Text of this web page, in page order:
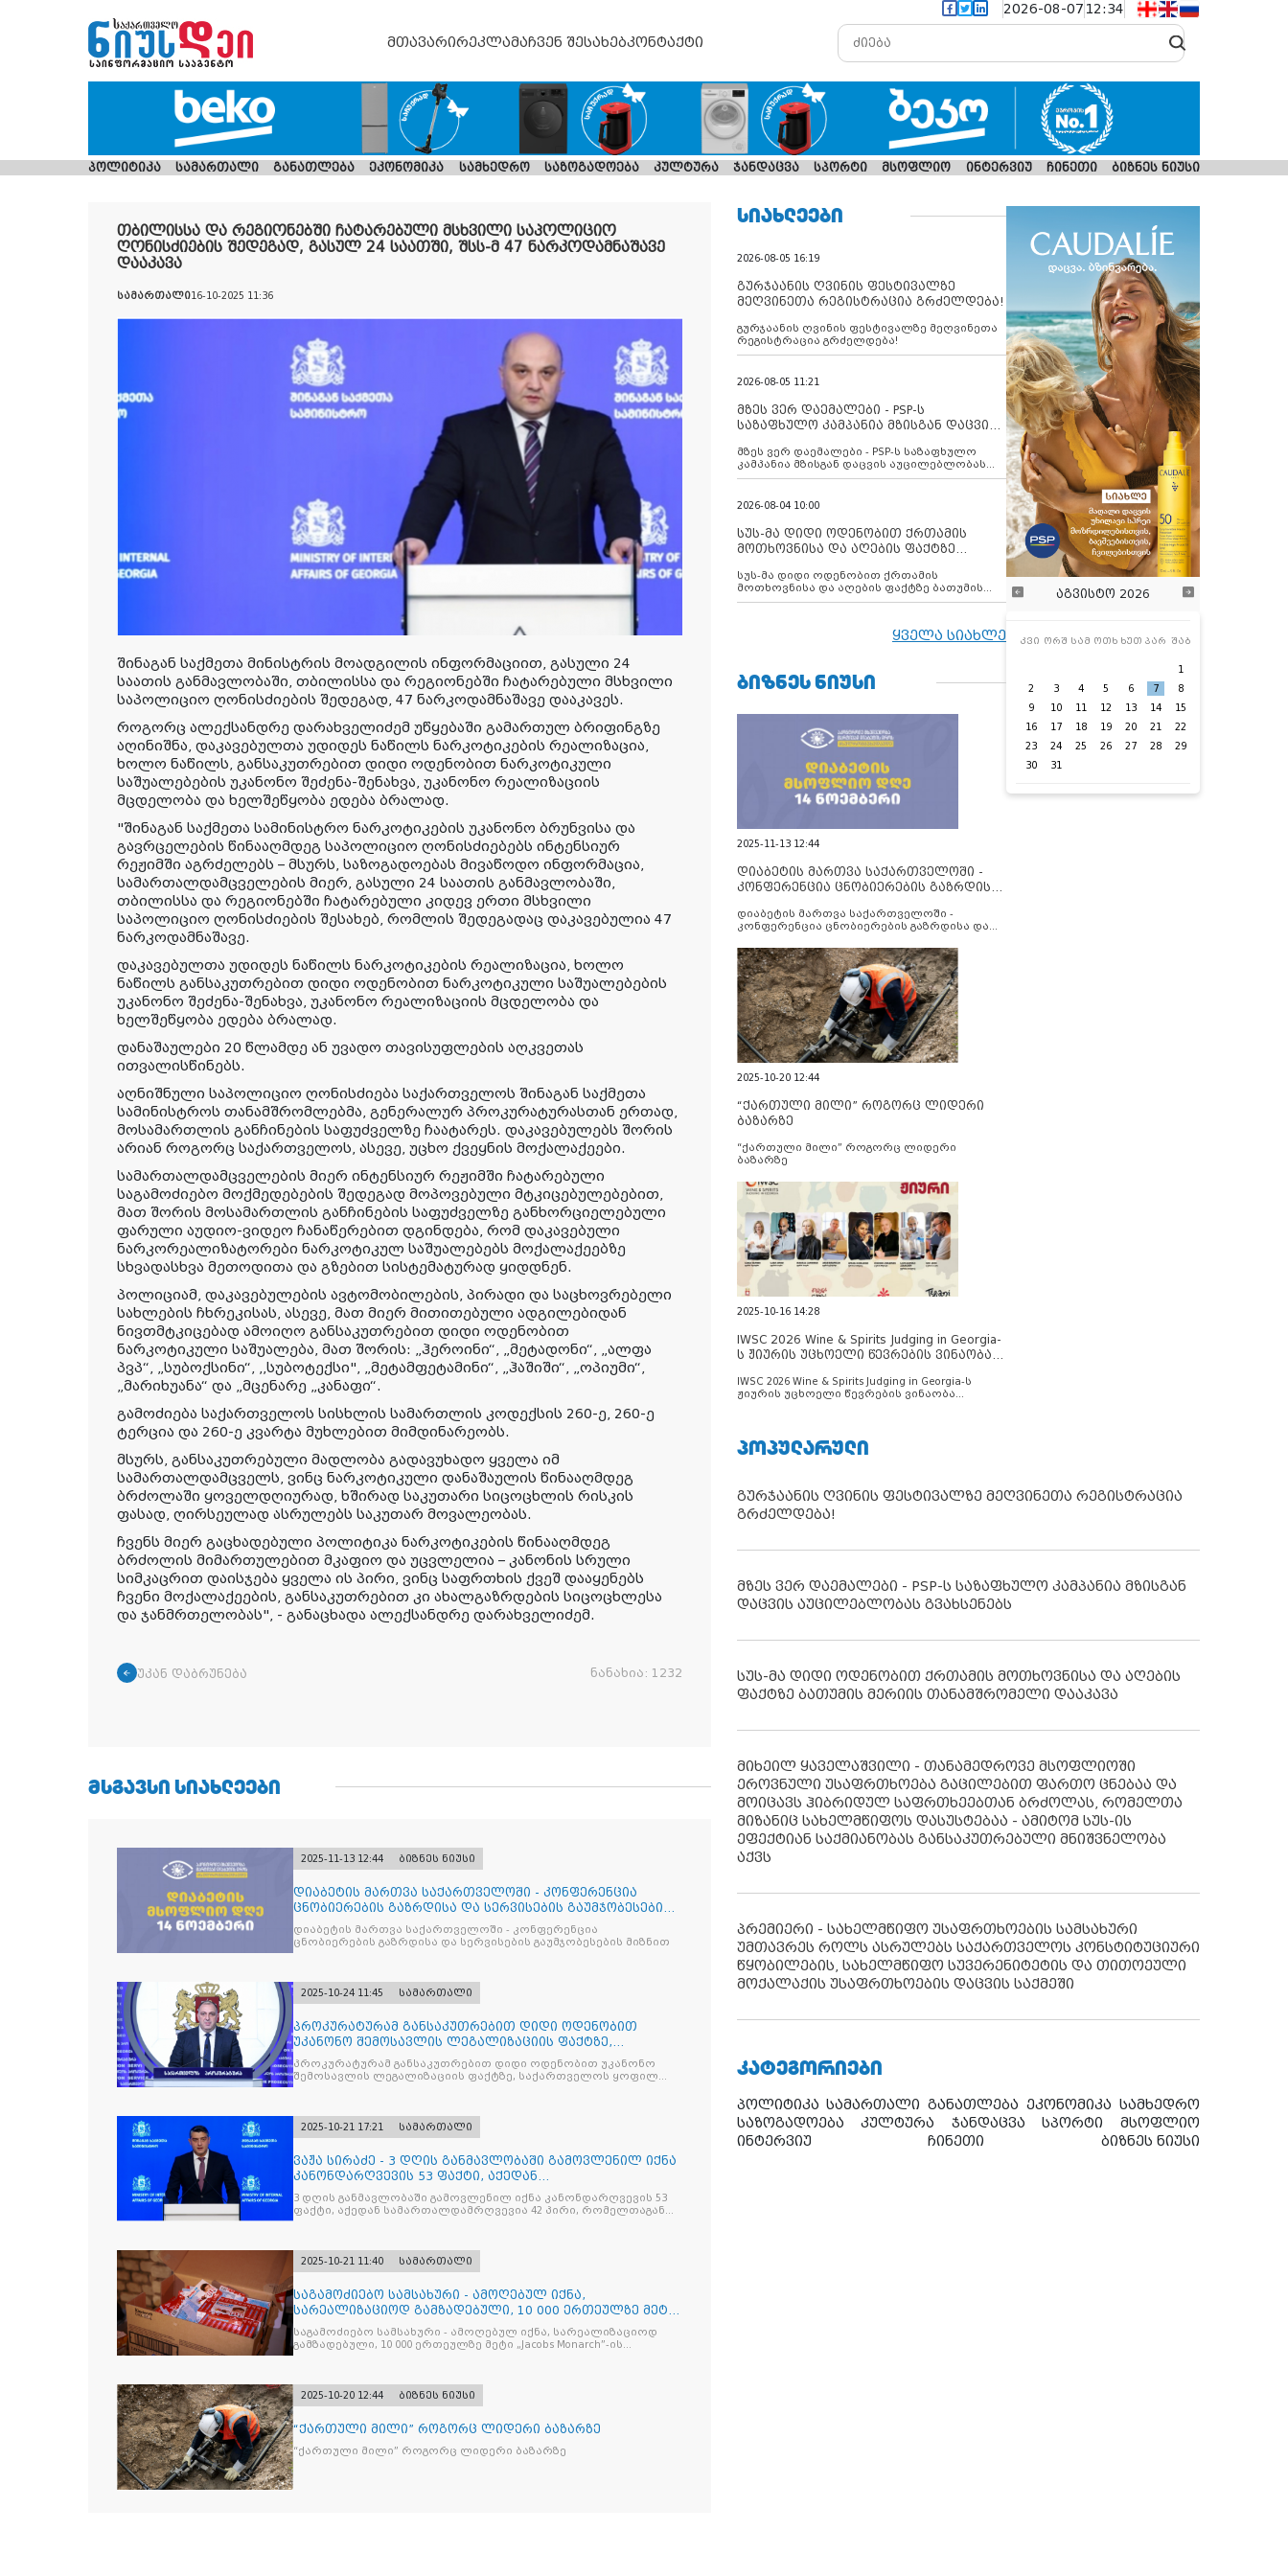
2026-08-07 12:34
მთავარირეკლამაჩვენ შესახებკონტაქტი
პოლიტიკა სამართალი განათლება ეკონომიკა სამხედრო საზოგადოება კულტურა ჯანდაცვა სპორტი მსოფლიო ინტერვიუ ჩინეთი ბიზნეს ნიუსი
თბილისსა და რეგიონებში ჩატარებული მსხვილი საპოლიციო
ღონისძიების შედეგად, გასულ 24 საათში, შსს-მ 47 ნარკოდამნაშავე
დააკავა
სამართალი16-10-2025 11:36
შინაგან საქმეთა მინისტრის მოადგილის ინფორმაციით, გასული 24
საათის განმავლობაში, თბილისსა და რეგიონებში ჩატარებული მსხვილი
საპოლიციო ღონისძიების შედეგად, 47 ნარკოდამნაშავე დააკავეს.
როგორც ალექსანდრე დარახველიძემ უწყებაში გამართულ ბრიფინგზე
აღინიშნა, დაკავებულთა უდიდეს ნაწილს ნარკოტიკების რეალიზაცია,
ხოლო ნაწილს, განსაკუთრებით დიდი ოდენობით ნარკოტიკული
საშუალებების უკანონო შეძენა-შენახვა, უკანონო რეალიზაციის
მცდელობა და ხელშეწყობა ედება ბრალად.
"შინაგან საქმეთა სამინისტრო ნარკოტიკების უკანონო ბრუნვისა და
გავრცელების წინააღმდეგ საპოლიციო ღონისძიებებს ინტენსიურ
რეჟიმში აგრძელებს – მსურს, საზოგადოებას მივაწოდო ინფორმაცია,
სამართალდამცველების მიერ, გასული 24 საათის განმავლობაში,
თბილისსა და რეგიონებში ჩატარებული კიდევ ერთი მსხვილი
საპოლიციო ღონისძიების შესახებ, რომლის შედეგადაც დაკავებულია 47
ნარკოდამნაშავე.
დაკავებულთა უდიდეს ნაწილს ნარკოტიკების რეალიზაცია, ხოლო
ნაწილს განსაკუთრებით დიდი ოდენობით ნარკოტიკული საშუალებების
უკანონო შეძენა-შენახვა, უკანონო რეალიზაციის მცდელობა და
ხელშეწყობა ედება ბრალად.
დანაშაულები 20 წლამდე ან უვადო თავისუფლების აღკვეთას
ითვალისწინებს.
აღნიშნული საპოლიციო ღონისძიება საქართველოს შინაგან საქმეთა
სამინისტროს თანამშრომლებმა, გენერალურ პროკურატურასთან ერთად,
მოსამართლის განჩინების საფუძველზე ჩაატარეს. დაკავებულებს შორის
არიან როგორც საქართველოს, ასევე, უცხო ქვეყნის მოქალაქეები.
სამართალდამცველების მიერ ინტენსიურ რეჟიმში ჩატარებული
საგამოძიებო მოქმედებების შედეგად მოპოვებული მტკიცებულებებით,
მათ შორის მოსამართლის განჩინების საფუძველზე განხორციელებული
ფარული აუდიო-ვიდეო ჩანაწერებით დგინდება, რომ დაკავებული
ნარკორეალიზატორები ნარკოტიკულ საშუალებებს მოქალაქეებზე
სხვადასხვა მეთოდითა და გზებით სისტემატურად ყიდდნენ.
პოლიციამ, დაკავებულების ავტომობილების, პირადი და საცხოვრებელი
სახლების ჩხრეკისას, ასევე, მათ მიერ მითითებული ადგილებიდან
ნივთმტკიცებად ამოიღო განსაკუთრებით დიდი ოდენობით
ნარკოტიკული საშუალება, მათ შორის: „ჰეროინი“, „მეტადონი“, „ალფა
პვპ“, „სუბოქსინი“, ,,სუბოტექსი", „მეტამფეტამინი“, „ჰაშიში“, „ოპიუმი“,
„მარიხუანა“ და „მცენარე „კანაფი“.
გამოძიება საქართველოს სისხლის სამართლის კოდექსის 260-ე, 260-ე
ტერცია და 260-ე კვარტა მუხლებით მიმდინარეობს.
მსურს, განსაკუთრებული მადლობა გადავუხადო ყველა იმ
სამართალდამცველს, ვინც ნარკოტიკული დანაშაულის წინააღმდეგ
ბრძოლაში ყოველდღიურად, ხშირად საკუთარი სიცოცხლის რისკის
ფასად, ღირსეულად ასრულებს საკუთარ მოვალეობას.
ჩვენს მიერ გაცხადებული პოლიტიკა ნარკოტიკების წინააღმდეგ
ბრძოლის მიმართულებით მკაფიო და უცვლელია – კანონის სრული
სიმკაცრით დაისჯება ყველა ის პირი, ვინც საფრთხის ქვეშ დააყენებს
ჩვენი მოქალაქეების, განსაკუთრებით კი ახალგაზრდების სიცოცხლესა
და ჯანმრთელობას", - განაცხადა ალექსანდრე დარახველიძემ.
უკან დაბრუნება ნანახია: 1232
ᲛᲡᲒᲐᲕᲡᲘ ᲡᲘᲐᲮᲚᲔᲔᲑᲘ
2025-11-13 12:44 ბიზნეს ნიუსი
დიაბეტის მართვა საქართველოში - კონფერენცია
ცნობიერების გაზრდისა და სერვისების გაუმჯობესების
მიზნით
დიაბეტის მართვა საქართველოში - კონფერენცია
ცნობიერების გაზრდისა და სერვისების გაუმჯობესების მიზნით
2025-10-24 11:45 სამართალი
პროკურატურამ განსაკუთრებით დიდი ოდენობით
უკანონო შემოსავლის ლეგალიზაციის ფაქტზე,
საქართველოს ყოფილ პ
პროკურატურამ განსაკუთრებით დიდი ოდენობით უკანონო
შემოსავლის ლეგალიზაციის ფაქტზე, საქართველოს ყოფილ
2025-10-21 17:21 სამართალი
ვაჟა სირაძე - 3 დღის განმავლობაში გამოვლენილ იქნა
კანონდარღვევის 53 ფაქტი, აქედან
სამართალდამრღვევია
3 დღის განმავლობაში გამოვლენილ იქნა კანონდარღვევის 53
ფაქტი, აქედან სამართალდამრღვევია 42 პირი, რომელთაგან
2025-10-21 11:40 სამართალი
საგამოძიებო სამსახური - ამოღებულ იქნა,
სარეალიზაციოდ გამზადებული, 10 000 ერთეულზე მეტი
„Jacobs Monar
საგამოძიებო სამსახური - ამოღებულ იქნა, სარეალიზაციოდ
გამზადებული, 10 000 ერთეულზე მეტი „Jacobs Monarch”-ის
2025-10-20 12:44
ბიზნეს ნიუსი
“ქართული მილი” როგორც ლიდერი ბაზარზე
“ქართული მილი” როგორც ლიდერი ბაზარზე
ᲡᲘᲐᲮᲚᲔᲔᲑᲘ
2026-08-05 16:19
გურჯაანის ღვინის ფესტივალზე
მეღვინეთა რეგისტრაცია გრძელდება!
გურჯაანის ღვინის ფესტივალზე მეღვინეთა
რეგისტრაცია გრძელდება!
2026-08-05 11:21
მზეს ვერ დაემალები - PSP-ს
საზაფხულო კამპანია მზისგან დაცვის
მზეს ვერ დაემალები - PSP-ს საზაფხულო
კამპანია მზისგან დაცვის აუცილებლობას
გვახსენებს
2026-08-04 10:00
სუს-მა დიდი ოდენობით ქრთამის
მოთხოვნისა და აღების ფაქტზე
დააკავა
სუს-მა დიდი ოდენობით ქრთამის
მოთხოვნისა და აღების ფაქტზე ბათუმის
მერიის თანამშრომელი დააკავა
ყველა სიახლე
ᲑᲘᲖᲜᲔᲡ ᲜᲘᲣᲡᲘ
2025-11-13 12:44
დიაბეტის მართვა საქართველოში -
კონფერენცია ცნობიერების გაზრდისა
დიაბეტის მართვა საქართველოში -
კონფერენცია ცნობიერების გაზრდისა და
2025-10-20 12:44
“ქართული მილი” როგორც ლიდერი
ბაზარზე
“ქართული მილი” როგორც ლიდერი
ბაზარზე
2025-10-16 14:28
IWSC 2026 Wine & Spirits Judging in Georgia-
ს ჟიურის უცხოელი წევრების ვინაობა
IWSC 2026 Wine & Spirits Judging in Georgia-ს
ჟიურის უცხოელი წევრების ვინაობა
აგვისტო 2026
კვი ორშ სამ ოთხ ხუთ პარ შაბ
1
2
3 4 5 6 7
8
9
10 11 12 13 14
15
16
17 18 19 20 21
22
23
24 25 26 27 28
29
30
31
ᲞᲝᲞᲣᲚᲐᲠᲣᲚᲘ
გურჯაანის ღვინის ფესტივალზე მეღვინეთა რეგისტრაცია
გრძელდება!
მზეს ვერ დაემალები - PSP-ს საზაფხულო კამპანია მზისგან
დაცვის აუცილებლობას გვახსენებს
სუს-მა დიდი ოდენობით ქრთამის მოთხოვნისა და აღების
ფაქტზე ბათუმის მერიის თანამშრომელი დააკავა
მიხეილ ყაველაშვილი - თანამედროვე მსოფლიოში
ეროვნული უსაფრთხოება გაცილებით ფართო ცნებაა და
მოიცავს ჰიბრიდულ საფრთხეებთან ბრძოლას, რომელთა
მიზანიც სახელმწიფოს დასუსტებაა - ამიტომ სუს-ის
ეფექტიან საქმიანობას განსაკუთრებული მნიშვნელობა
აქვს
პრემიერი - სახელმწიფო უსაფრთხოების სამსახური
უმთავრეს როლს ასრულებს საქართველოს კონსტიტუციური
წყობილების, სახელმწიფო სუვერენიტეტის და თითოეული
მოქალაქის უსაფრთხოების დაცვის საქმეში
ᲙᲐᲢᲔᲒᲝᲠᲘᲔᲑᲘ
პოლიტიკა სამართალი განათლება ეკონომიკა სამხედრო
საზოგადოება
კულტურა ჯანდაცვა სპორტი
მსოფლიო
ინტერვიუ
ჩინეთი ბიზნეს ნიუსი